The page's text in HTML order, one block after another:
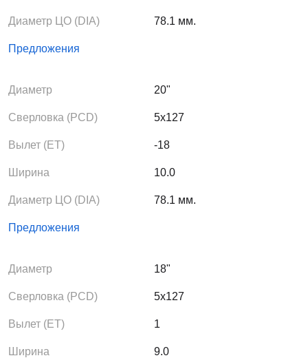
Диаметр ЦО (DIA) 78.1 мм.
Предложения
Диаметр 20"
Сверловка (PCD) 5x127
Вылет (ЕТ) -18
Ширина 10.0
Диаметр ЦО (DIA) 78.1 мм.
Предложения
Диаметр 18"
Сверловка (PCD) 5x127
Вылет (ЕТ) 1
Ширина 9.0